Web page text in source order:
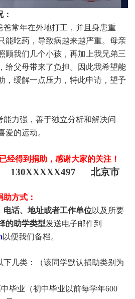
爸常年在外地打工，并且身患重
能吃药，导致病越来越严重。母亲
顾我们几个小孩，再加上我兄弟三
给父母带来了负担。因此我希望能
，缓解一点压力，特此申请，望予
能力强，善于独立分析和解决问
爱的运动。
经得到捐助，感谢大家的关注！
130XXXXX497 北京市
方式：
电话、地址或者工作单位以及所要
的助学类型发送电子邮件到
以便我们备档。
下几类：（该同学默认捐助类别为
毕业（初中毕业以前每学年600